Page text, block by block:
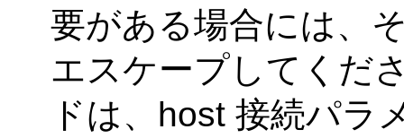
要がある場合には、
エスケープしてくだ
ドは、host 接続パラ